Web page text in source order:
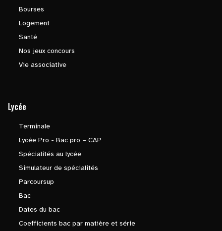
Bourses
Logement
Santé
Nos jeux concours
Vie associative
Lycée
Terminale
Lycée Pro - Bac pro – CAP
Spécialités au lycée
Simulateur de spécialités
Parcoursup
Bac
Dates du bac
Coefficients bac par matière et série